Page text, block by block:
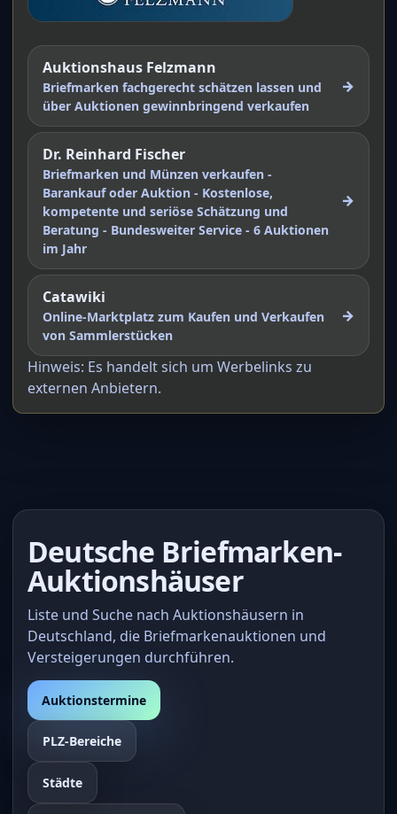
Auktionshaus Felzmann
Briefmarken fachgerecht schätzen lassen und
über Auktionen gewinnbringend verkaufen
→
Dr. Reinhard Fischer
Briefmarken und Münzen verkaufen -
Barankauf oder Auktion - Kostenlose,
kompetente und seriöse Schätzung und
Beratung - Bundesweiter Service - 6 Auktionen
im Jahr
→
Catawiki
Online-Marktplatz zum Kaufen und Verkaufen
von Sammlerstücken
→
Hinweis: Es handelt sich um Werbelinks zu
externen Anbietern.
Deutsche Briefmarken-
Auktionshäuser
Liste und Suche nach Auktionshäusern in
Deutschland, die Briefmarkenauktionen und
Versteigerungen durchführen.
Auktionstermine
PLZ-Bereiche
Städte